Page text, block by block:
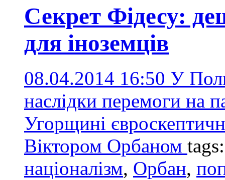
Секрет Фідесу:
для іноземців
08.04.2014 16:50 У
наслідки перемоги на
Угорщині
Віктором Орбаном
націоналізм, Орбан,